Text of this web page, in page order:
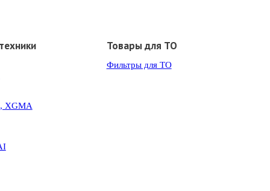
XGMA
Товары для ТО
Фильтры для ТО